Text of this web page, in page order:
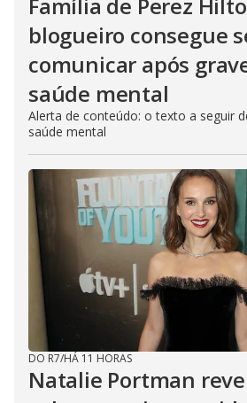
blogueiro consegue
comunicar após
saúde mental
Alerta de conteúdo: o texto a seguir
saúde mental
DO R7/HÁ 11 HORAS
Natalie Portman